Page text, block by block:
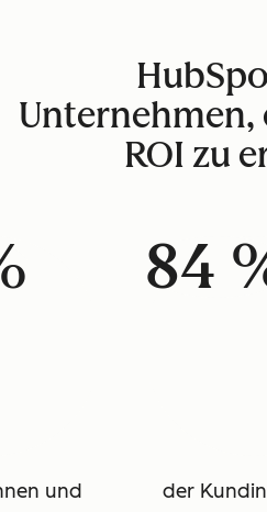
Unternehmen,
ROI zu
und
84
der